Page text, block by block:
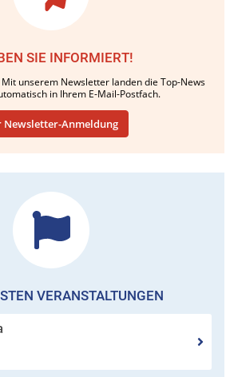
SIE INFORMIERT!
Mit unserem Newsletter landen die Top-News
in Ihrem E-Mail-Postfach.
Newsletter-Anmeldung
VERANSTALTUNGEN